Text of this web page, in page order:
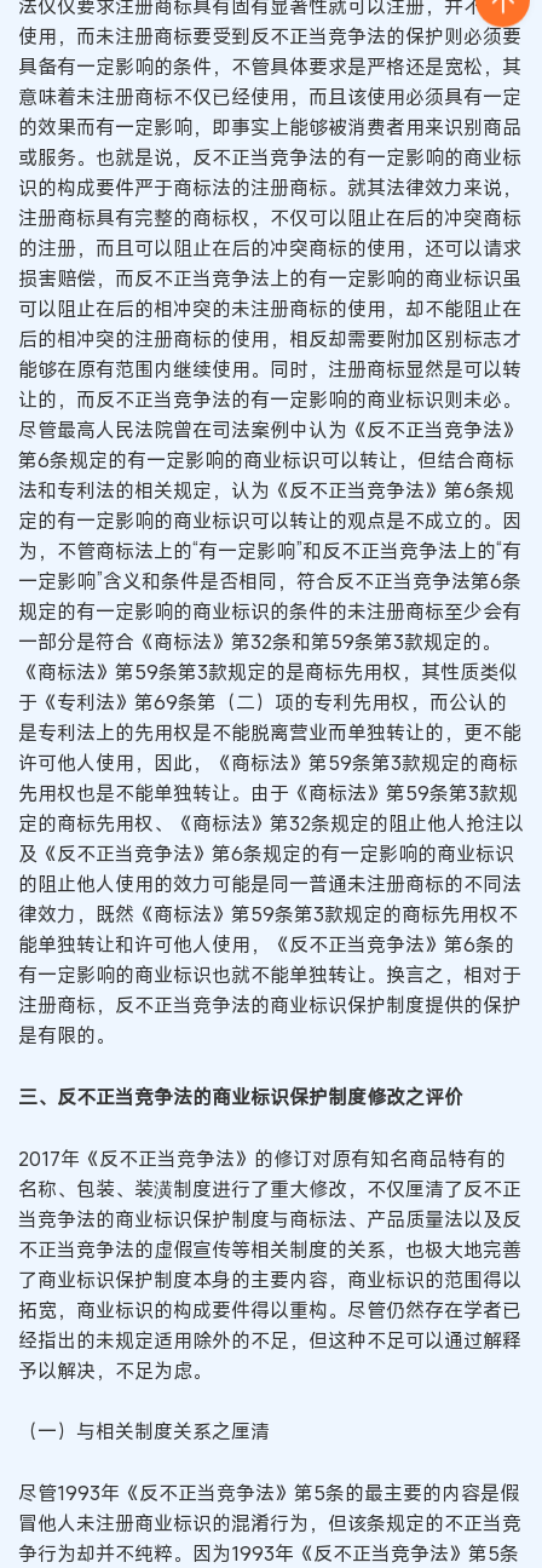
法仅仅要求注册商标具有固有显著性就可以注册，并不要求
使用，而未注册商标要受到反不正当竞争法的保护则必须要
具备有一定影响的条件，不管具体要求是严格还是宽松，其
意味着未注册商标不仅已经使用，而且该使用必须具有一定
的效果而有一定影响，即事实上能够被消费者用来识别商品
或服务。也就是说，反不正当竞争法的有一定影响的商业标
识的构成要件严于商标法的注册商标。就其法律效力来说，
注册商标具有完整的商标权，不仅可以阻止在后的冲突商标
的注册，而且可以阻止在后的冲突商标的使用，还可以请求
损害赔偿，而反不正当竞争法上的有一定影响的商业标识虽
可以阻止在后的相冲突的未注册商标的使用，却不能阻止在
后的相冲突的注册商标的使用，相反却需要附加区别标志才
能够在原有范围内继续使用。同时，注册商标显然是可以转
让的，而反不正当竞争法的有一定影响的商业标识则未必。
尽管最高人民法院曾在司法案例中认为《反不正当竞争法》
第6条规定的有一定影响的商业标识可以转让，但结合商标
法和专利法的相关规定，认为《反不正当竞争法》第6条规
定的有一定影响的商业标识可以转让的观点是不成立的。因
为，不管商标法上的“有一定影响”和反不正当竞争法上的“有
一定影响”含义和条件是否相同，符合反不正当竞争法第6条
规定的有一定影响的商业标识的条件的未注册商标至少会有
一部分是符合《商标法》第32条和第59条第3款规定的。
《商标法》第59条第3款规定的是商标先用权，其性质类似
于《专利法》第69条第（二）项的专利先用权，而公认的
是专利法上的先用权是不能脱离营业而单独转让的，更不能
许可他人使用，因此，《商标法》第59条第3款规定的商标
先用权也是不能单独转让。由于《商标法》第59条第3款规
定的商标先用权、《商标法》第32条规定的阻止他人抢注以
及《反不正当竞争法》第6条规定的有一定影响的商业标识
的阻止他人使用的效力可能是同一普通未注册商标的不同法
律效力，既然《商标法》第59条第3款规定的商标先用权不
能单独转让和许可他人使用，《反不正当竞争法》第6条的
有一定影响的商业标识也就不能单独转让。换言之，相对于
注册商标，反不正当竞争法的商业标识保护制度提供的保护
是有限的。
三、反不正当竞争法的商业标识保护制度修改之评价
2017年《反不正当竞争法》的修订对原有知名商品特有的
名称、包装、装潢制度进行了重大修改，不仅厘清了反不正
当竞争法的商业标识保护制度与商标法、产品质量法以及反
不正当竞争法的虚假宣传等相关制度的关系，也极大地完善
了商业标识保护制度本身的主要内容，商业标识的范围得以
拓宽，商业标识的构成要件得以重构。尽管仍然存在学者已
经指出的未规定适用除外的不足，但这种不足可以通过解释
予以解决，不足为虑。
（一）与相关制度关系之厘清
尽管1993年《反不正当竞争法》第5条的最主要的内容是假
冒他人未注册商业标识的混淆行为，但该条规定的不正当竞
争行为却并不纯粹。因为1993年《反不正当竞争法》第5条